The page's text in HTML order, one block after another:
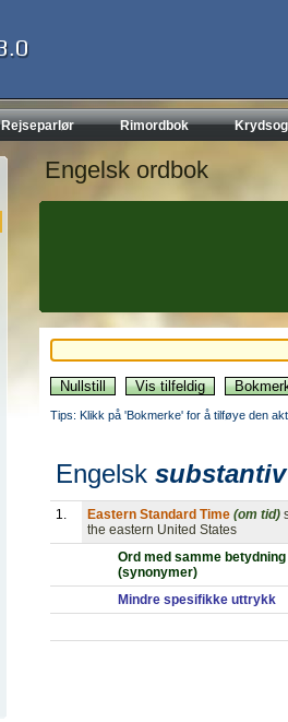
Rejseparlør Rimordbok
Engelsk ordbok
Tips: Klikk på 'Bokmerke' for å tilføye den
Engelsk substantiv
1. Eastern Standard Time (om tid)
the eastern United States
Ord med samme betydning
(synonymer)
Mindre spesifikke uttrykk